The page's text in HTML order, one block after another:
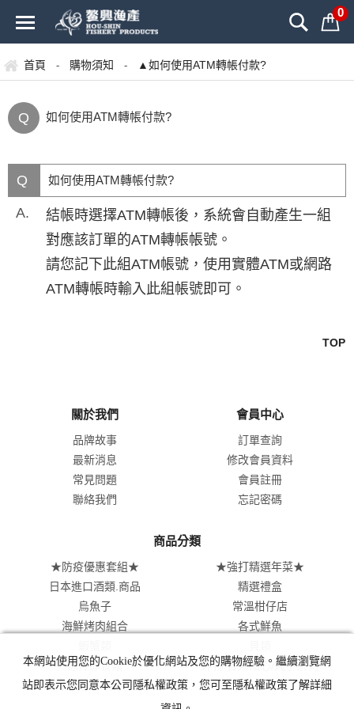
0
首頁 - 購物須知 - ▲如何使用ATM轉帳付款?
Q 如何使用ATM轉帳付款?
Q 如何使用ATM轉帳付款?
A.
結帳時選擇ATM轉帳後，系統會自動產生一組
對應該訂單的ATM轉帳帳號。
請您記下此組ATM帳號，使用實體ATM或網路
ATM轉帳時輸入此組帳號即可。
TOP
關於我們
品牌故事
最新消息
常見問題
聯絡我們
會員中心
訂單查詢
修改會員資料
會員註冊
忘記密碼
商品分類
★防疫優惠套組★
★強打精選年菜★
日本進口酒類.商品
精選禮盒
烏魚子
常溫柑仔店
海鮮烤肉組合
各式鮮魚
涼拌即食類
炸物/各類點心/丸子系列
肉類美食系列
本網站使用您的Cookie於優化網站及您的購物經驗。繼續瀏覽網
站即表示您同意本公司隱私權政策，您可至隱私權政策了解詳細